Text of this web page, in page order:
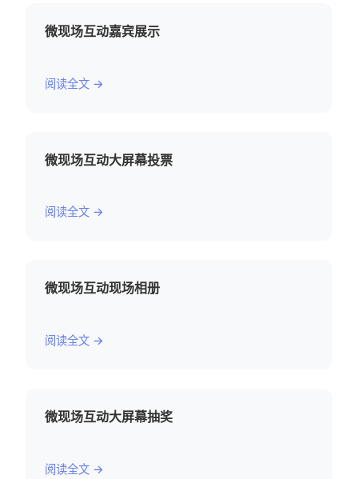
微现场互动嘉宾展示
阅读全文 →
微现场互动大屏幕投票
阅读全文 →
微现场互动现场相册
阅读全文 →
微现场互动大屏幕抽奖
阅读全文 →